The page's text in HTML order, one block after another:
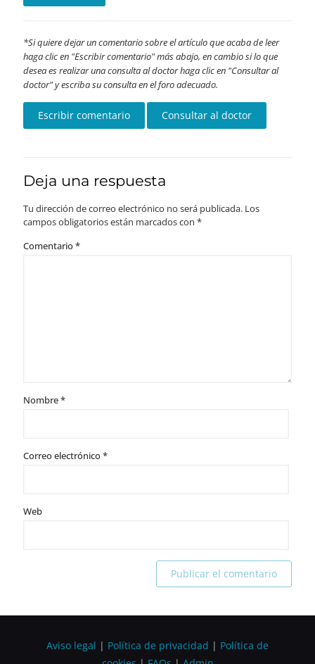
Si quiere dejar un comentario sobre el artículo que acaba de leer
haga clic en "Escribir comentario" más abajo, en cambio si lo que
desea es realizar una consulta al doctor haga clic en "Consultar al
doctor" y escriba su consulta en el foro adecuado.
Deja una respuesta
Tu dirección de correo electrónico no será publicada. Los
campos obligatorios están marcados con *
Comentario*
Nombre*
Correo electrónico*
Web
Aviso legal | Política de privacidad | Política de